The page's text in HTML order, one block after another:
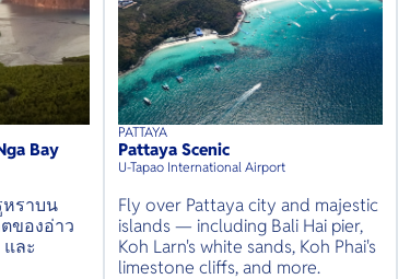
Bay
หราบน
ของอ่าว
ละ
45mins⦁up toguests
PATTAYA
Pattaya Scenic
U-Tapao International Airport
Fly over Pattaya city and majestic
islands — including Bali Hai pier,
Koh Larn's white sands, Koh Phai's
limestone cliffs, and more.